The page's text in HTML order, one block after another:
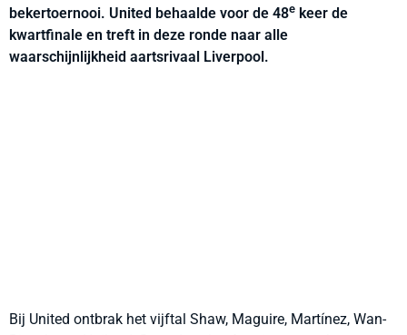
bekertoernooi. United behaalde voor de 48e keer de
kwartfinale en treft in deze ronde naar alle
waarschijnlijkheid aartsrivaal Liverpool.
Bij United ontbrak het vijftal Shaw, Maguire, Martínez, Wan-